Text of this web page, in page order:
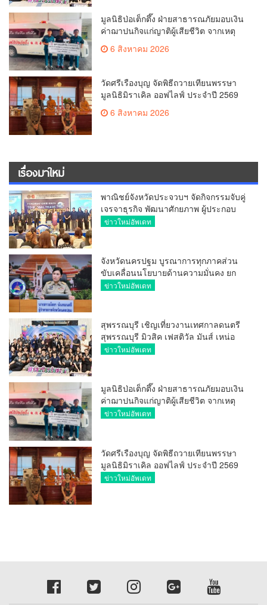
มูลนิธิป่อเต็กตึ๊ง ฝ่ายสาธารณภัยมอบเงิน
ค่าฌาปนกิจแก่ญาติผู้เสียชีวิต จากเหตุ
20,000 บาท
6 สิงหาคม 2026
วัดศรีเรืองบุญ จัดพิธีถวายเทียนพรรษา
มูลนิธิมิราเคิล ออฟไลฟ์ ประจำปี 2569
พล.ต.ต.ศิริวัฒน์ ดีพอ ให้เกียรติเป็น
ประธาน
6 สิงหาคม 2026
เรื่องมาใหม่
พาณิชย์จังหวัดประจวบฯ จัดกิจกรรมจับคู่
เจรจาธุรกิจ พัฒนาศักยภาพ ผู้ประกอบ
การ ขยายช่องทางการค้า สู่การค้า
ข่าวใหม่อัพเดท
จังหวัดนครปฐม บูรณาการทุกภาคส่วน
ขับเคลื่อนนโยบายด้านความมั่นคง ยก
ระดับการป้องกันอาชญากรรมทาง
ข่าวใหม่อัพเดท
สุพรรณบุรี เชิญเที่ยวงานเทศกาลดนตรี
สุพรรณบุรี มิวสิค เฟสติวัล มันส์ เหน่อ
มาก
ข่าวใหม่อัพเดท
มูลนิธิป่อเต็กตึ๊ง ฝ่ายสาธารณภัยมอบเงิน
ค่าฌาปนกิจแก่ญาติผู้เสียชีวิต จากเหตุ
เพลิงไหม้ โรงเบียร์ ณ ลาดพร้าว จำนวน
ข่าวใหม่อัพเดท
วัดศรีเรืองบุญ จัดพิธีถวายเทียนพรรษา
มูลนิธิมิราเคิล ออฟไลฟ์ ประจำปี 2569
พล.ต.ต.ศิริวัฒน์ ดีพอ ให้เกียรติเป็น
ข่าวใหม่อัพเดท